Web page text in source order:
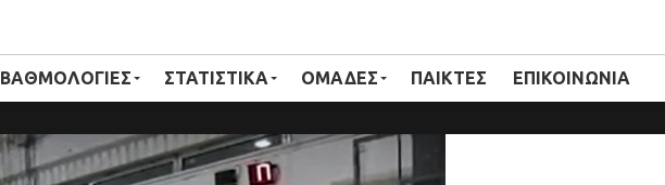
ΒΑΘΜΟΛΟΓΙΕΣ ΣΤΑΤΙΣΤΙΚΑ ΟΜΑΔΕΣ ΠΑΙΚΤΕΣ ΕΠΙΚΟΙΝΩΝΙΑ